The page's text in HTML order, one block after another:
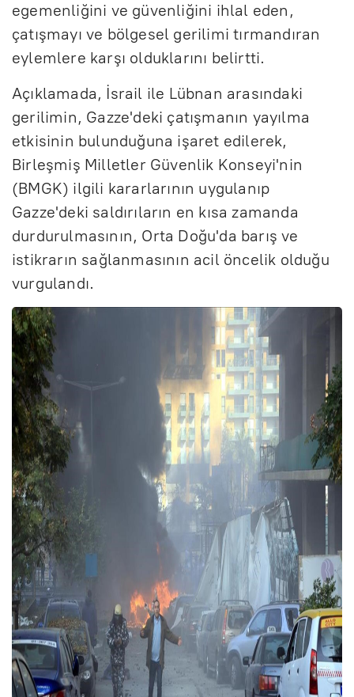
egemenliğini ve güvenliğini ihlal eden,
çatışmayı ve bölgesel gerilimi tırmandıran
eylemlere karşı olduklarını belirtti.
Açıklamada, İsrail ile Lübnan arasındaki
gerilimin, Gazze'deki çatışmanın yayılma
etkisinin bulunduğuna işaret edilerek,
Birleşmiş Milletler Güvenlik Konseyi'nin
(BMGK) ilgili kararlarının uygulanıp
Gazze'deki saldırıların en kısa zamanda
durdurulmasının, Orta Doğu'da barış ve
istikrarın sağlanmasının acil öncelik olduğu
vurgulandı.